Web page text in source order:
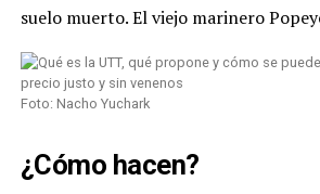
suelo muerto. El viejo marinero
Foto: Nacho Yuchark
¿Cómo hacen?